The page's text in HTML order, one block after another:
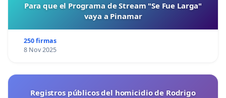
Para que el Programa de Stream "Se Fue Larga"
vaya a Pinamar
250 firmas
8 Nov 2025
Registros públicos del homicidio de Rodrigo